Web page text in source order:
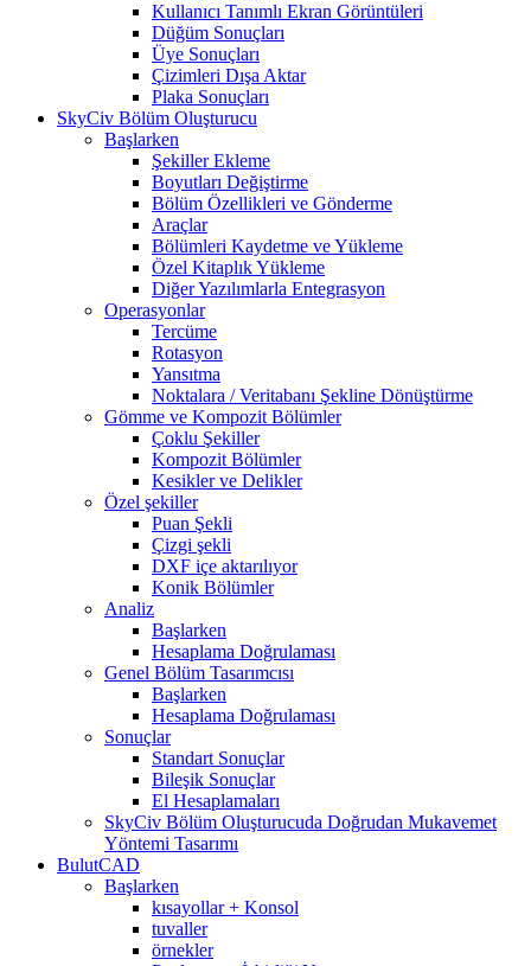
Kullanıcı Tanımlı Ekran Görüntüleri
Düğüm Sonuçları
Üye Sonuçları
Çizimleri Dışa Aktar
Plaka Sonuçları
SkyCiv Bölüm Oluşturucu
Başlarken
Şekiller Ekleme
Boyutları Değiştirme
Bölüm Özellikleri ve Gönderme
Araçlar
Bölümleri Kaydetme ve Yükleme
Özel Kitaplık Yükleme
Diğer Yazılımlarla Entegrasyon
Operasyonlar
Tercüme
Rotasyon
Yansıtma
Noktalara / Veritabanı Şekline Dönüştürme
Gömme ve Kompozit Bölümler
Çoklu Şekiller
Kompozit Bölümler
Kesikler ve Delikler
Özel şekiller
Puan Şekli
Çizgi şekli
DXF içe aktarılıyor
Konik Bölümler
Analiz
Başlarken
Hesaplama Doğrulaması
Genel Bölüm Tasarımcısı
Başlarken
Hesaplama Doğrulaması
Sonuçlar
Standart Sonuçlar
Bileşik Sonuçlar
El Hesaplamaları
SkyCiv Bölüm Oluşturucuda Doğrudan Mukavemet
Yöntemi Tasarımı
BulutCAD
Başlarken
kısayollar + Konsol
tuvaller
örnekler